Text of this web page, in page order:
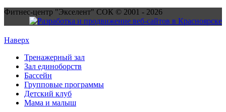
Фитнес-центр "Экселент" СОК © 2001 - 2026
Наверх
Тренажерный зал
Зал единоборств
Бассейн
Групповые программы
Детский клуб
Мама и малыш